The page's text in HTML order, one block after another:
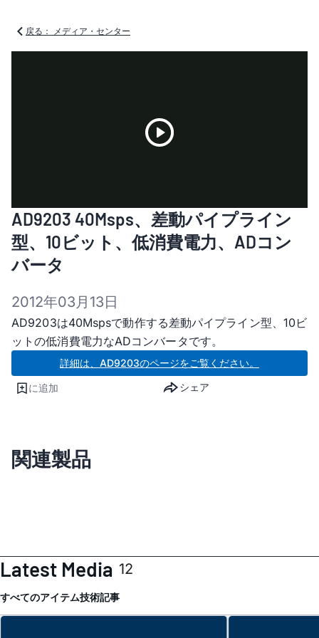
戻る： メディア・センター
Video
AD9203 40Msps、差動パイプライン
型、10ビット、低消費電力、ADコン
バータ
2012年03月13日
AD9203は40Mspsで動作する差動パイプライン型、10ビ
ットの低消費電力なADコンバータです。
詳細は、AD9203のページをご覧ください。
に追加 シェア
関連製品
Latest Media 12
すべてのアイテム技術記事